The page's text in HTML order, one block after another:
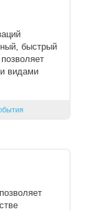
быстрый
видами